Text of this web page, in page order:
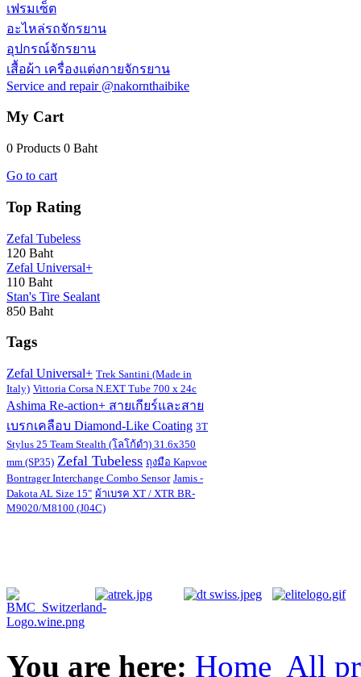
เฟรมเซ็ต
อะไหล่รถจักรยาน
อุปกรณ์จักรยาน
เสื้อผ้า เครื่องแต่งกายจักรยาน
Service and repair @nakornthaibike
My Cart
0 Products 0 Baht
Go to cart
Top Rating
Zefal Tubeless
120 Baht
Zefal Universal+
110 Baht
Stan's Tire Sealant
850 Baht
Tags
Zefal Universal+ Trek Santini (Made in
Italy) Vittoria Corsa N.EXT Tube 700 x 24c
Ashima Re-action+ สายเกียร์และสาย
เบรกเคลือบ Diamond-Like Coating 3T
Stylus 25 Team Stealth (โลโก้ดำ) 31.6x350
mm (SP35) Zefal Tubeless ถุงมือ Kapvoe
Bontrager Interchange Combo Sensor Jamis -
Dakota AL Size 15" ผ้าเบรค XT / XTR BR-
M9020/M8100 (J04C)
You are here: Home All